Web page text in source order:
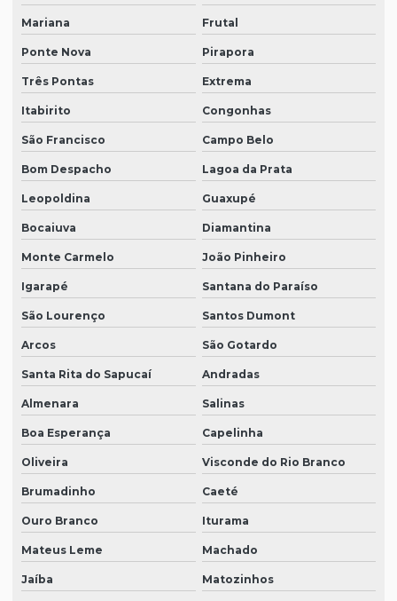
Mariana Frutal
Ponte Nova Pirapora
Três Pontas Extrema
Itabirito Congonhas
São Francisco Campo Belo
Bom Despacho Lagoa da Prata
Leopoldina Guaxupé
Bocaiuva Diamantina
Monte Carmelo João Pinheiro
Igarapé Santana do Paraíso
São Lourenço Santos Dumont
Arcos São Gotardo
Santa Rita do Sapucaí Andradas
Almenara Salinas
Boa Esperança Capelinha
Oliveira Visconde do Rio Branco
Brumadinho Caeté
Ouro Branco Iturama
Mateus Leme Machado
Jaíba Matozinhos